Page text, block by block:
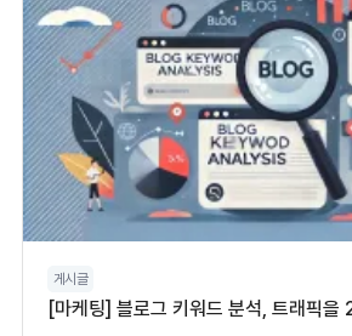
게시글
[마케팅] 블로그 키워드 분석, 트래픽을